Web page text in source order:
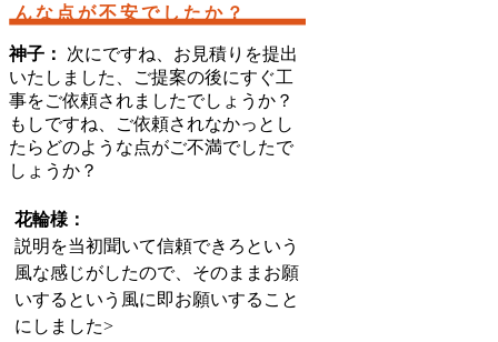
んな点が不安でしたか？
神子：
次にですね、お見積りを提出
いたしました、ご提案の後にすぐ工
事をご依頼されましたでしょうか？
もしですね、ご依頼されなかっとし
たらどのような点がご不満でしたで
しょうか？
花輪様：
説明を当初聞いて信頼できろという
風な感じがしたので、そのままお願
いするという風に即お願いすること
にしました>